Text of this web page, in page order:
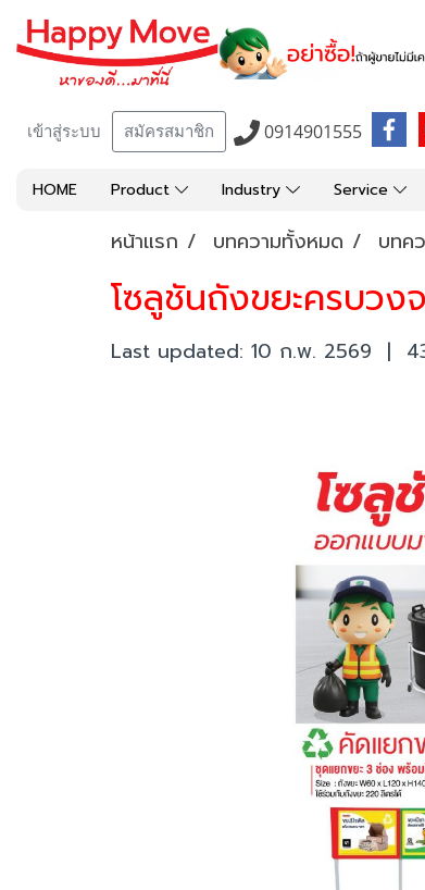
เข้าสู่ระบบ สมัครสมาชิก 0914901555
HOME Product Industry Service
หน้าแรก บทความทั้งหมด บทค
โซลูชันถังขยะครบว
Last updated: 10 ก.พ. 2569 |